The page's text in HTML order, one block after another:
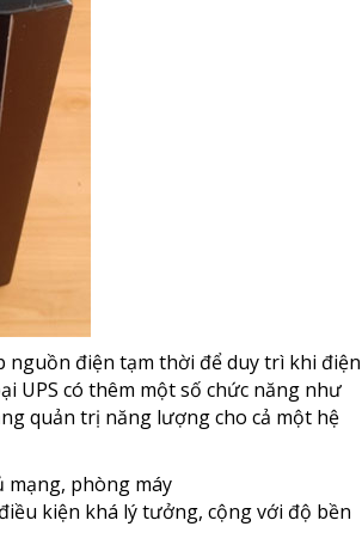
nguồn điện tạm thời để duy trì khi điện
UPS có thêm một số chức năng như
quản trị năng lượng cho cả một hệ
mạng, phòng máy
kiện khá lý tưởng, cộng với độ bền